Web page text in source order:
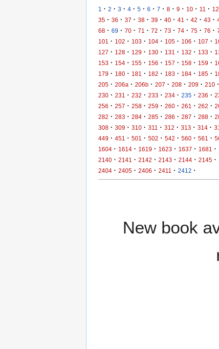
1 · 2 · 3 · 4 · 5 · 6 · 7 · 8 · 9 · 10 · 11 · 12
35 · 36 · 37 · 38 · 39 · 40 · 41 · 42 · 43 ·
68 · 69 · 70 · 71 · 72 · 73 · 74 · 75 · 76 ·
101
· 102 · 103 · 104 · 105 · 106 · 107 ·
127 · 128 · 129 · 130 · 131 · 132 · 133 ·
153 · 154 · 155 · 156 · 157 · 158 · 159 ·
179 · 180 · 181 · 182 · 183 · 184 · 185 ·
205 · 206a · 206b · 207 · 208 · 209 · 210 ·
230 · 231 · 232 · 233 · 234 · 235 · 236 ·
256 · 257 · 258 · 259 · 260 · 261 · 262 ·
282 · 283 · 284 · 285 · 286 · 287 · 288 ·
308 · 309 · 310 · 311 · 312 · 313 · 314 ·
449 · 451 · 501 · 502 · 542 · 560 · 561 ·
1604 · 1614 · 1619 · 1623 · 1637 · 1681 ·
2140 · 2141 · 2142 · 2143 · 2144 · 2145 ·
2404 · 2405 · 2406 · 2411 · 2412 ·
New book